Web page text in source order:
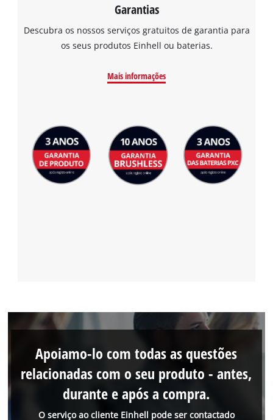
Garantias
Descubra os nossos serviços gratuitos de garantia para
os seus produtos Einhell ou baterias.
Mais informações
O serviço ao cliente Einhell pode ser contactado
Apoiamo-lo com todas as questões
relacionadas com o seu produto - antes,
durante e após a compra.